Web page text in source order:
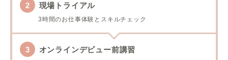
現場トライアル
3時間のお仕事体験とスキルチェック
オンラインデビュー前講習